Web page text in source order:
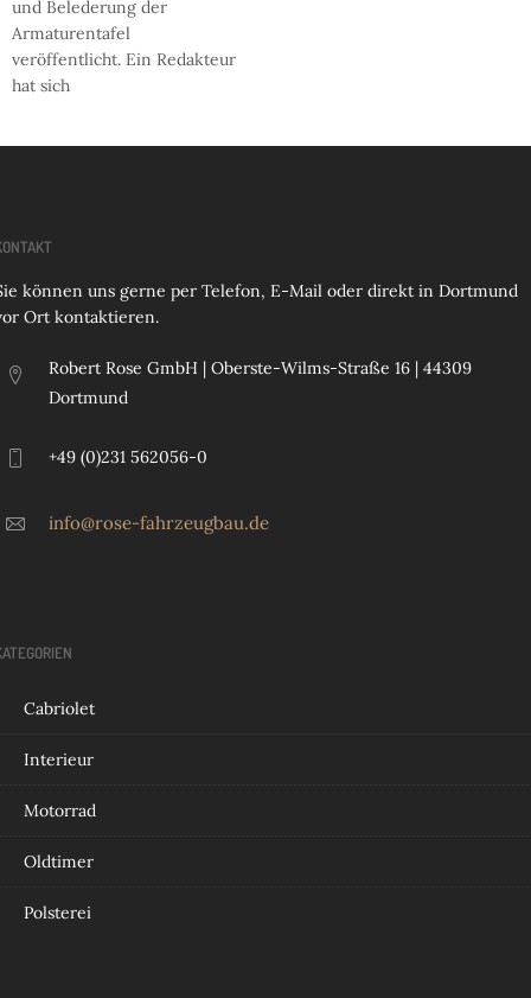
und Belederung der
Armaturentafel
veröffentlicht. Ein Redakteur
hat sich
können uns gerne per Telefon, E-Mail oder direkt in Dortmund
Ort kontaktieren.
Robert Rose GmbH | Oberste-Wilms-Straße 16 | 44309
Dortmund
+49 (0)231 562056-0
info@rose-fahrzeugbau.de
Cabriolet
Interieur
Motorrad
Oldtimer
Polsterei